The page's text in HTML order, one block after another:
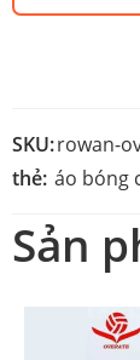
SKU:rowan-
thẻ: áo bóng
Sản